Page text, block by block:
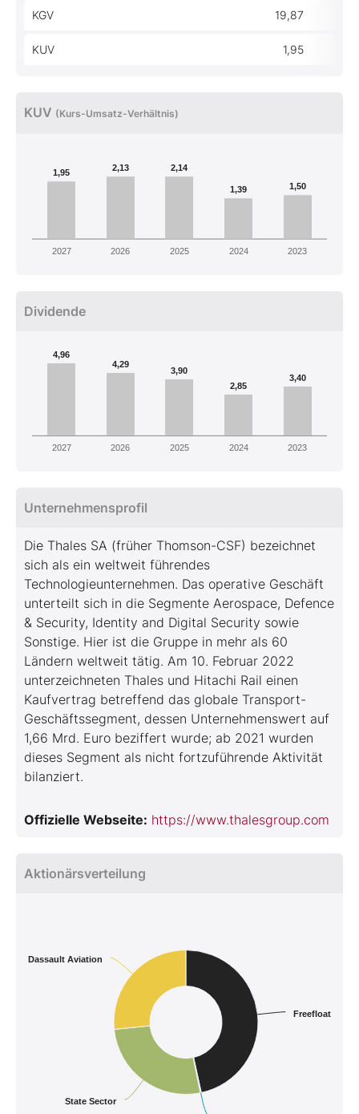
KGV 19,87
KUV 1,95
KUV (Kurs-Umsatz-Verhältnis)
1,95 2,13 2,14
1,39 1,50
2027 2026 2025 2024 2023
Dividende
4,96
4,29
3,90
2,85
3,40
2027 2026 2025 2024 2023
Unternehmensprofil
Die Thales SA (früher Thomson-CSF) bezeichnet
sich als ein weltweit führendes
Technologieunternehmen. Das operative Geschäft
unterteilt sich in die Segmente Aerospace, Defence
& Security, Identity and Digital Security sowie
Sonstige. Hier ist die Gruppe in mehr als 60
Ländern weltweit tätig. Am 10. Februar 2022
unterzeichneten Thales und Hitachi Rail einen
Kaufvertrag betreffend das globale Transport-
Geschäftssegment, dessen Unternehmenswert auf
1,66 Mrd. Euro beziffert wurde; ab 2021 wurden
dieses Segment als nicht fortzuführende Aktivität
bilanziert.
Offizielle Webseite: https://www.thalesgroup.com
Aktionärsverteilung
Freefloat
State Sector
Dassault Aviation